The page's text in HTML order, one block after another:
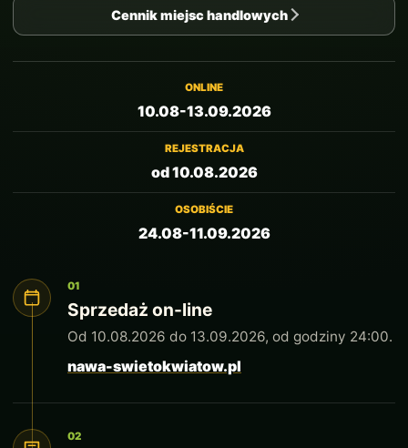
Cennik miejsc handlowych
ONLINE
10.08-13.09.2026
REJESTRACJA
od 10.08.2026
OSOBIŚCIE
24.08-11.09.2026
01
Sprzedaż on-line
Od 10.08.2026 do 13.09.2026, od godziny 24:00.
nawa-swietokwiatow.pl
02